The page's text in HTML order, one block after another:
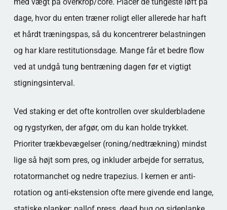
dage, hvor du enten træner roligt eller allerede har haft
et hårdt træningspas, så du koncentrerer belastningen
og har klare restitutionsdage. Mange får et bedre flow
ved at undgå tung bentræning dagen før et vigtigt
stigningsinterval.
Ved staking er det ofte kontrollen over skulderbladene
og rygstyrken, der afgør, om du kan holde trykket.
Prioriter trækbevægelser (roning/nedtrækning) mindst
lige så højt som pres, og inkluder arbejde for serratus,
rotatormanchet og nedre trapezius. I kernen er anti-
rotation og anti-ekstension ofte mere givende end lange,